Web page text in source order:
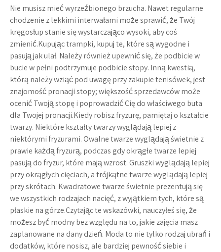
Nie musisz mieć wyrzeźbionego brzucha. Nawet regularne
chodzenie z lekkimi interwałami może sprawić, że Twój
kręgosłup stanie się wystarczająco wysoki, aby coś
zmienić.Kupując trampki, kupuj te, które są wygodne i
pasują jak ulał. Należy również upewnić się, że podbicie w
bucie w pełni podtrzymuje podbicie stopy. Inną kwestią,
którą należy wziąć pod uwagę przy zakupie tenisówek, jest
znajomość pronacji stopy; większość sprzedawców może
ocenić Twoją stopę i poprowadzić Cię do właściwego buta
dla Twojej pronacji.Kiedy robisz fryzurę, pamiętaj o kształcie
twarzy. Niektóre kształty twarzy wyglądają lepiej z
niektórymi fryzurami. Owalne twarze wyglądają świetnie z
prawie każdą fryzurą, podczas gdy okrągłe twarze lepiej
pasują do fryzur, które mają wzrost. Gruszki wyglądają lepiej
przy okrągłych cięciach, a trójkątne twarze wyglądają lepiej
przy skrótach. Kwadratowe twarze świetnie prezentują się
we wszystkich rodzajach nacięć, z wyjątkiem tych, które są
płaskie na górze.Czytając te wskazówki, nauczyłeś się, że
możesz być modny bez względu na to, jakie zajęcia masz
zaplanowane na dany dzień. Moda to nie tylko rodzaj ubrań i
dodatków, które nosisz, ale bardziej pewność siebie i